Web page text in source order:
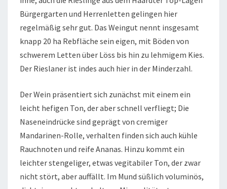
Bürgergarten und Herrenletten gelingen hier
regelmäßig sehr gut. Das Weingut nennt insgesamt
knapp 20 ha Rebfläche sein eigen, mit Böden von
schwerem Letten über Löss bis hin zu lehmigem Kies.
Der Rieslaner ist indes auch hier in der Minderzahl.
Der Wein präsentiert sich zunächst mit einem ein
leicht hefigen Ton, der aber schnell verfliegt; Die
Naseneindrücke sind geprägt von cremiger
Mandarinen-Rolle, verhalten finden sich auch kühle
Rauchnoten und reife Ananas. Hinzu kommt ein
leichter stengeliger, etwas vegitabiler Ton, der zwar
nicht stört, aber auffällt. Im Mund süßlich voluminös,